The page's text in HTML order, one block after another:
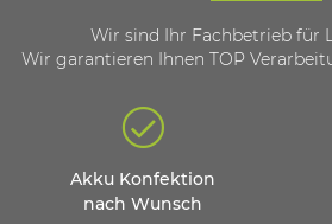
Wir sind Ihr Fachbetrieb für
Wir garantieren Ihnen TOP
Akku Konfektion
nach Wunsch